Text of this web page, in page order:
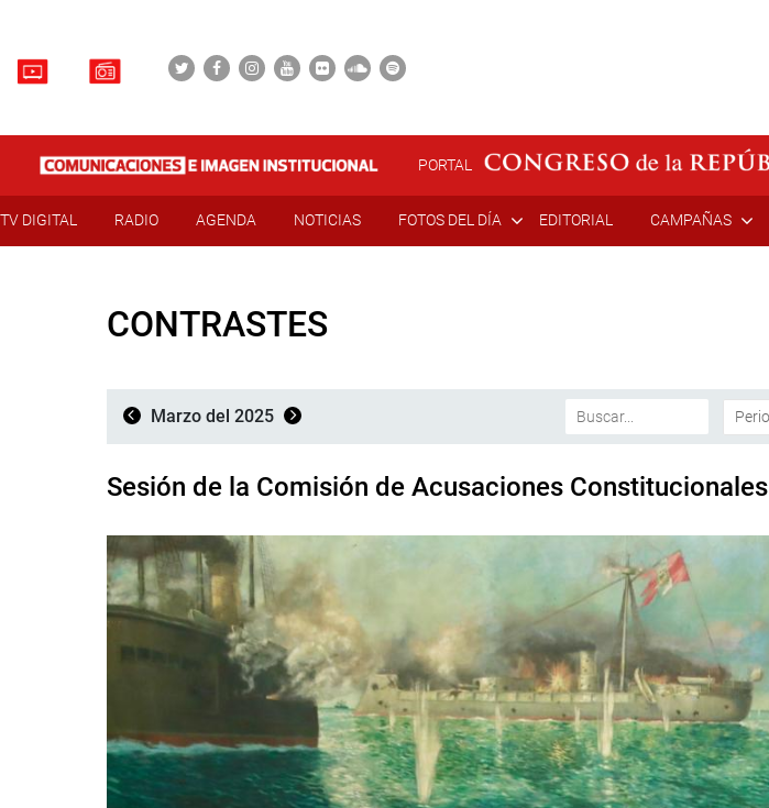
PORTAL
TV DIGITAL RADIO AGENDA NOTICIAS FOTOS DEL DÍA EDITORIAL CAMPAÑAS
CONTRASTES
Marzo del 2025
Sesión de la Comisión de Acusaciones Constitucionales